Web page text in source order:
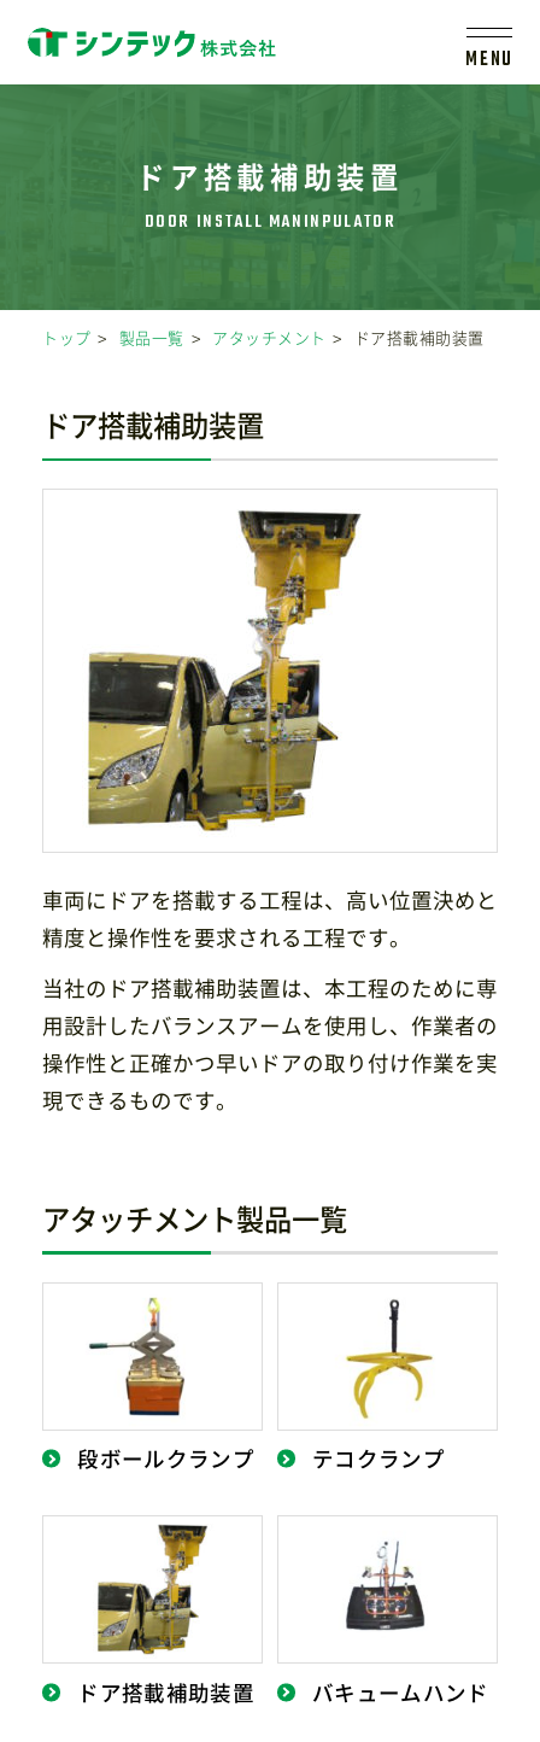
MENU
シンテックについて
新着情報
レールシステムについて
プライバシーポリシー
CAD/PDFデータ
シンテック公式Instagram
ドア搭載補助装置
トップ 製品一覧 アタッチメント ドア搭載補助装置
ドア搭載補助装置
車両にドアを搭載する工程は、高い位置決めと
精度と操作性を要求される工程です。
当社のドア搭載補助装置は、本工程のために専
用設計したバランスアームを使用し、作業者の
操作性と正確かつ早いドアの取り付け作業を実
現できるものです。
アタッチメント製品一覧
段ボールクランプ テコクランプ
ドア搭載補助装置 バキュームハンド